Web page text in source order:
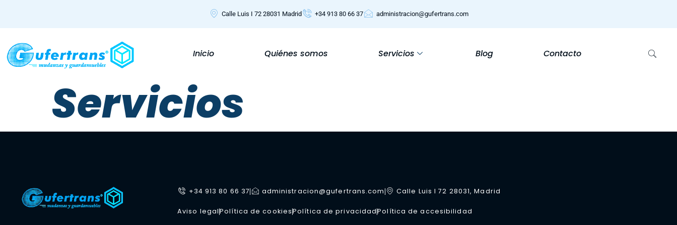
Calle Luis I 72 28031 Madrid +34 913 80 66 37 administracion@gufertrans.com
Inicio Quiénes somos Servicios Blog Contacto
Servicios
+34 913 80 66 37 administracion@gufertrans.com Calle Luis I 72 28031, Madrid
Aviso legalPolítica de cookiesPolítica de privacidadPolítica de accesibilidad